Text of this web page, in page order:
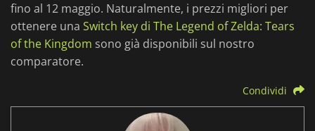
fino al 12 maggio. Naturalmente, i prezzi migliori per
ottenere una Switch key di The Legend of Zelda: Tears
of the Kingdom sono già disponibili sul nostro
comparatore.
Condividi